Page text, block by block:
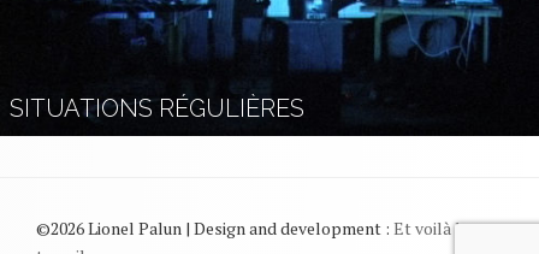
SITUATIONS RÉGULIÈRES
©2026 Lionel Palun | Design and development : Et voilà le